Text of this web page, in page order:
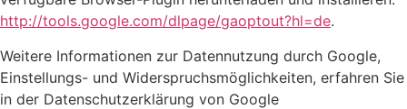
http://tools.google.com/dlpage/gaoptout?hl=de.
Weitere Informationen zur Datennutzung durch Google,
Einstellungs- und Widerspruchsmöglichkeiten, erfahren Sie
in der Datenschutzerklärung von Google